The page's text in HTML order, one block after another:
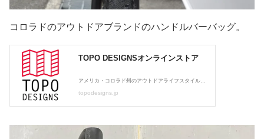
コロラドのアウトドアブランドのハンドルバーバッグ。